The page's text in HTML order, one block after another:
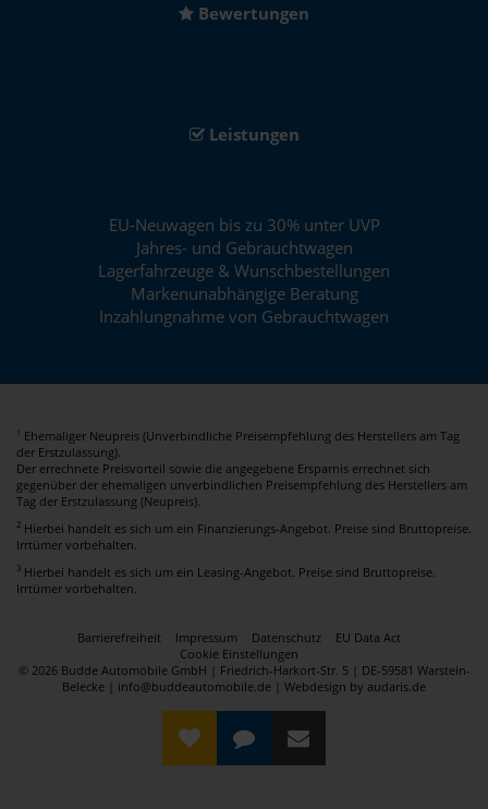
Bewertungen
Leistungen
EU-Neuwagen bis zu 30% unter UVP
Jahres- und Gebrauchtwagen
Lagerfahrzeuge & Wunschbestellungen
Markenunabhängige Beratung
Inzahlungnahme von Gebrauchtwagen
1
Ehemaliger Neupreis (Unverbindliche Preisempfehlung des Herstellers am Tag
der Erstzulassung).
Der errechnete Preisvorteil sowie die angegebene Ersparnis errechnet sich
gegenüber der ehemaligen unverbindlichen Preisempfehlung des Herstellers am
Tag der Erstzulassung (Neupreis).
2 Hierbei handelt es sich um ein Finanzierungs-Angebot. Preise sind Bruttopreise.
Irrtümer vorbehalten.
3 Hierbei handelt es sich um ein Leasing-Angebot. Preise sind Bruttopreise.
Irrtümer vorbehalten.
Barrierefreiheit Impressum Datenschutz
EU Data Act
Cookie Einstellungen
© 2026 Budde Automobile GmbH | Friedrich-Harkort-Str. 5 | DE-59581 Warstein-
Belecke | info@buddeautomobile.de | Webdesign by audaris.de